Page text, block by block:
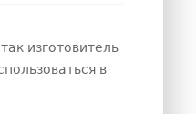
изготовитель
в